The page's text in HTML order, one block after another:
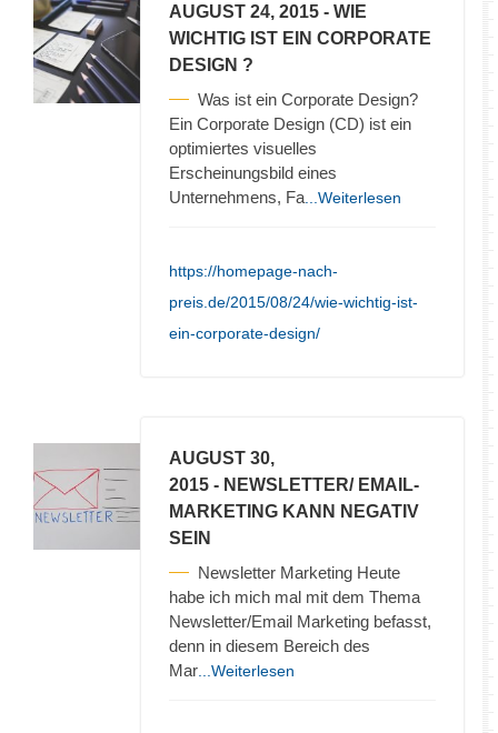
AUGUST 24, 2015 - WIE
WICHTIG IST EIN CORPORATE
DESIGN ?
Was ist ein Corporate Design?
Ein Corporate Design (CD) ist ein
optimiertes visuelles
Erscheinungsbild eines
Unternehmens, Fa ...Weiterlesen
https://homepage-nach-
preis.de/2015/08/24/wie-wichtig-ist-
ein-corporate-design/
AUGUST 30,
2015 - NEWSLETTER/ EMAIL-
MARKETING KANN NEGATIV
SEIN
Newsletter Marketing Heute
habe ich mich mal mit dem Thema
Newsletter/Email Marketing befasst,
denn in diesem Bereich des
Mar ...Weiterlesen